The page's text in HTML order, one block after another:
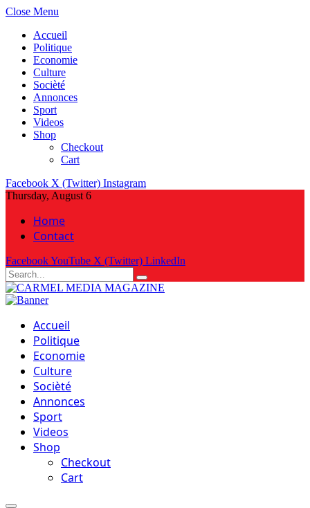
Close Menu
Accueil
Politique
Economie
Culture
Socièté
Annonces
Sport
Videos
Shop
Checkout
Cart
Facebook X (Twitter) Instagram
Thursday, August 6
Home
Contact
FacebookYouTube X (Twitter) LinkedIn
Accueil
Politique
Economie
Culture
Socièté
Annonces
Sport
Videos
Shop
Checkout
Cart